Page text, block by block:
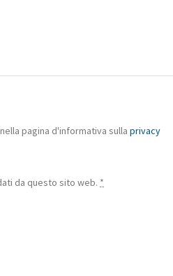
pagina d'informativa sulla privacy
da questo sito web. *